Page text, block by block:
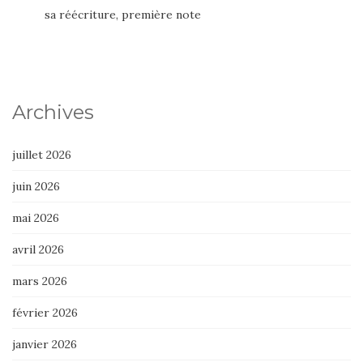
sa réécriture, première note
Archives
juillet 2026
juin 2026
mai 2026
avril 2026
mars 2026
février 2026
janvier 2026